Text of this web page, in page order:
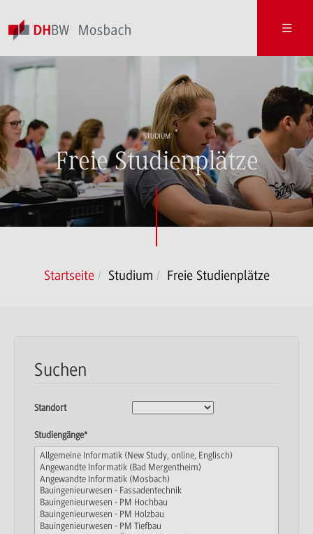
STUDIUM
Freie Studienplätze
Startseite Studium Freie Studienplätze
Suchen
Standort
Studiengänge*